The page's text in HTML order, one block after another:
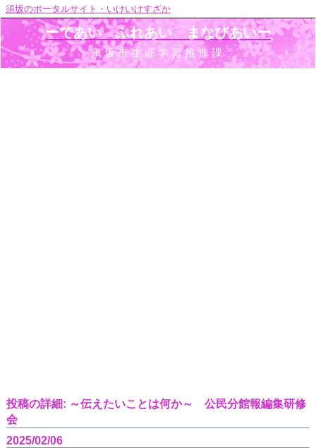
須坂のポータルサイト・いけいけすざか
ーであい ふれあい まなびあいー
須坂市生涯学習推進課
投稿の詳細: ～伝えたいことは何か～ 公民分館報編集研修
会
2025/02/06